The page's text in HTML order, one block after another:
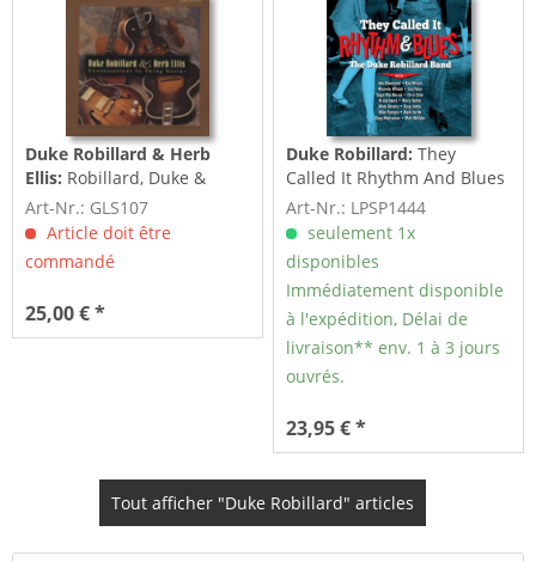
Duke Robillard & Herb
Ellis: Robillard, Duke &
Herb Ellis Conversations
In...
Art-Nr.: GLS107
Article doit être
commandé
25,00 € *
Duke Robillard: They
Called It Rhythm And Blues
(LP)
Art-Nr.: LPSP1444
seulement 1x
disponibles
Immédiatement disponible
à l'expédition, Délai de
livraison** env. 1 à 3 jours
ouvrés.
23,95 € *
Tout afficher "Duke Robillard" articles